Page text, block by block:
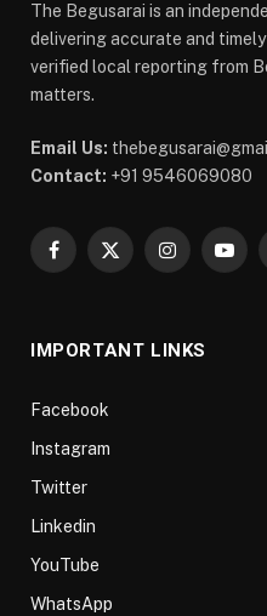
The Begusarai is an
delivering accurate and
verified local reporting from
matters.
Email Us:
Contact: +91 9546069080
Facebook
X
Instagram
IMPORTANT LINKS
Facebook
Instagram
Twitter
Linkedin
YouTube
WhatsApp